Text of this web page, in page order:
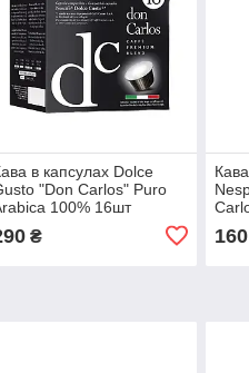
в капсулах Dolce
"Don Carlos" Puro
100% 16шт
₴ 160